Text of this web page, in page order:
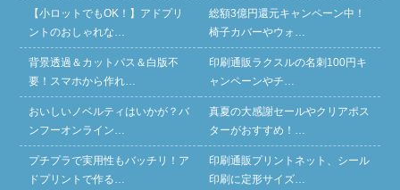
【小ロットでもOK！】アドプリ
ントのおしゃれな…
背景透過＆カットパス＆白版不
要！スマホから作れ…
おいしいノベルティはいかが？バ
ンフーオンライン…
プチプラで実用性もバッチリ！ア
ドプリントで作る…
総額3億円還元キャンペーン中！
椅子カバーやウォ…
印刷通販ラクスルの名刺100円キ
ャンペーンやチ…
真夏の大感謝セールやクリアポス
ターがおすすめ！…
印刷通販プリントネット、シール
印刷に定形サイズ…